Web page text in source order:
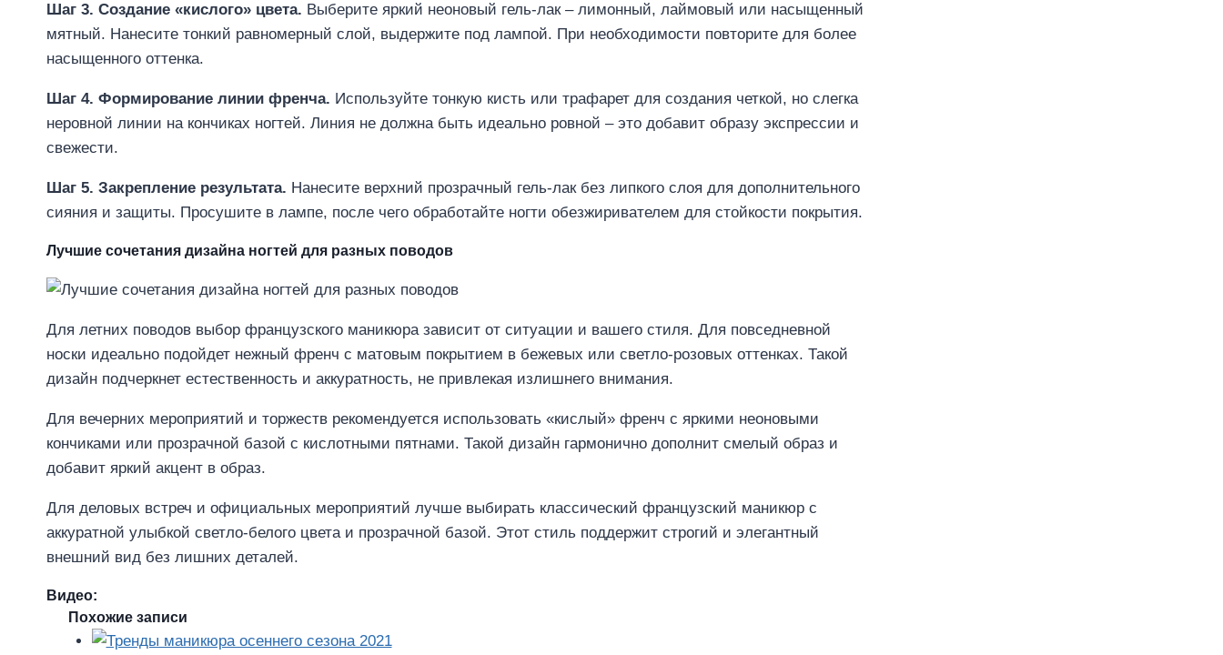
Шаг 3. Создание «кислого» цвета. Выберите яркий неоновый гель-лак – лимонный, лаймовый или насыщенный
мятный. Нанесите тонкий равномерный слой, выдержите под лампой. При необходимости повторите для более
насыщенного оттенка.
Шаг 4. Формирование линии френча. Используйте тонкую кисть или трафарет для создания четкой, но слегка
неровной линии на кончиках ногтей. Линия не должна быть идеально ровной – это добавит образу экспрессии и
свежести.
Шаг 5. Закрепление результата. Нанесите верхний прозрачный гель-лак без липкого слоя для дополнительного
сияния и защиты. Просушите в лампе, после чего обработайте ногти обезжиривателем для стойкости покрытия.
Лучшие сочетания дизайна ногтей для разных поводов
Для летних поводов выбор французского маникюра зависит от ситуации и вашего стиля. Для повседневной
носки идеально подойдет нежный френч с матовым покрытием в бежевых или светло-розовых оттенках. Такой
дизайн подчеркнет естественность и аккуратность, не привлекая излишнего внимания.
Для вечерних мероприятий и торжеств рекомендуется использовать «кислый» френч с яркими неоновыми
кончиками или прозрачной базой с кислотными пятнами. Такой дизайн гармонично дополнит смелый образ и
добавит яркий акцент в образ.
Для деловых встреч и официальных мероприятий лучше выбирать классический французский маникюр с
аккуратной улыбкой светло-белого цвета и прозрачной базой. Этот стиль поддержит строгий и элегантный
внешний вид без лишних деталей.
Видео:
Похожие записи